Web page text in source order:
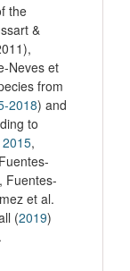
the
&
Neves et
from
2018) and
to
2015,
Fuentes-
et al.
(2019)